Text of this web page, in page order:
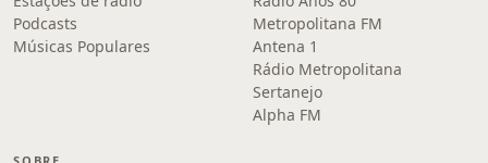
Podcasts
Músicas Populares
Metropolitana FM
Antena 1
Rádio Metropolitana
Sertanejo
Alpha FM